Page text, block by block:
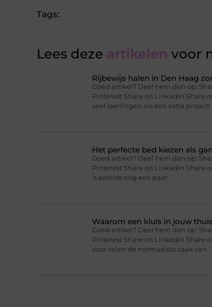
Tags:
Lees deze artikelen voor
Rijbewijs halen in Den Haag
Goed artikel? Deel hem dan op:
Pinterest Share on LinkedIn Share
veel leerlingen als een extra project
Het perfecte bed kiezen als
Goed artikel? Deel hem dan op:
Pinterest Share on LinkedIn Share
’s avonds nog een paar
Waarom een kluis in jouw
Goed artikel? Deel hem dan op:
Pinterest Share on LinkedIn Share
voor velen de normaalste zaak van